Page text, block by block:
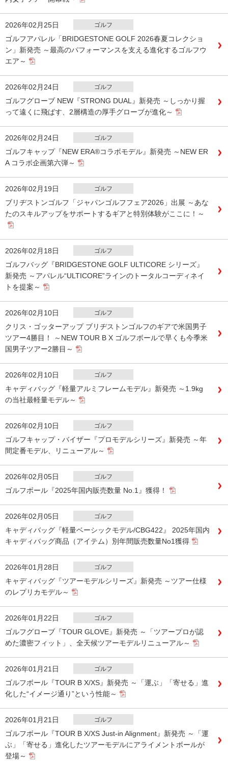
2026年02月25日 ゴルフ
ゴルフアパレル「BRIDGESTONE GOLF 2026春夏コレクショ
ン」新発売 ～最高のパフォーマンスを支える進化するゴルフウ
エア～
2026年02月24日 ゴルフ
ゴルフグローブ NEW『STRONG DUAL』新発売 ～しっかり握
って遠くに飛ばす、2層構造の厚手グローブが進化～
2026年02月24日 ゴルフ
ゴルフキャップ『NEW ERA®コラボモデル』新発売 ～NEW ER
A コラボ企画第六弾～
2026年02月19日 ゴルフ
ブリヂストンゴルフ「ジャパンゴルフフェア2026」出展 ～あな
たのスキルアップをサポートするギアと特別体験がここに！～
2026年02月18日 ゴルフ
ゴルフバッグ『BRIDGESTONE GOLF ULTICORE シリーズ』
新発売 ～アパレル“ULTICORE”ラインのトータルコーディネイ
トを提案～
2026年02月10日 ゴルフ
クリス・ゴッターアップ ブリヂストンゴルフのギアで米国男子
ツアー4勝目！ ～NEW TOUR B X ゴルフボールで早くも今季米
国男子ツアー2勝目～
2026年02月10日 ゴルフ
キャディバッグ『軽量アルミフレームモデル』新発売 ～1.9kg
の当社最軽量モデル～
2026年02月10日 ゴルフ
ゴルフキャップ・バイザー『プロモデルシリーズ』新発売 ～年
間定番モデル、リニューアル～
2026年02月05日 ゴルフ
ゴルフボール『2025年国内販売数量 No.1』獲得！
2026年02月05日 ゴルフ
キャディバッグ『軽量ベーシックモデル/CBG422』 2025年国内
キャディバッグ商品（アイテム）別年間販売数量No1獲得
2026年01月28日 ゴルフ
キャディバッグ『ツアーモデルシリーズ』新発売 ～ツアー仕様
のレプリカモデル～
2026年01月22日 ゴルフ
ゴルフグローブ『TOUR GLOVE』新発売 ～「ツアープロが認
めた濃密フィット」、全天候ツアーモデルリニューアル～
2026年01月21日 ゴルフ
ゴルフボール『TOUR B X/XS』新発売 ～「運ぶ」「寄せる」進
化した“イメージ通り”という性能～
2026年01月21日 ゴルフ
ゴルフボール『TOUR B X/XS Just-in Alignment』新発売 ～「運
ぶ」「寄せる」進化したツアーモデルにアライメントボールが
登場～